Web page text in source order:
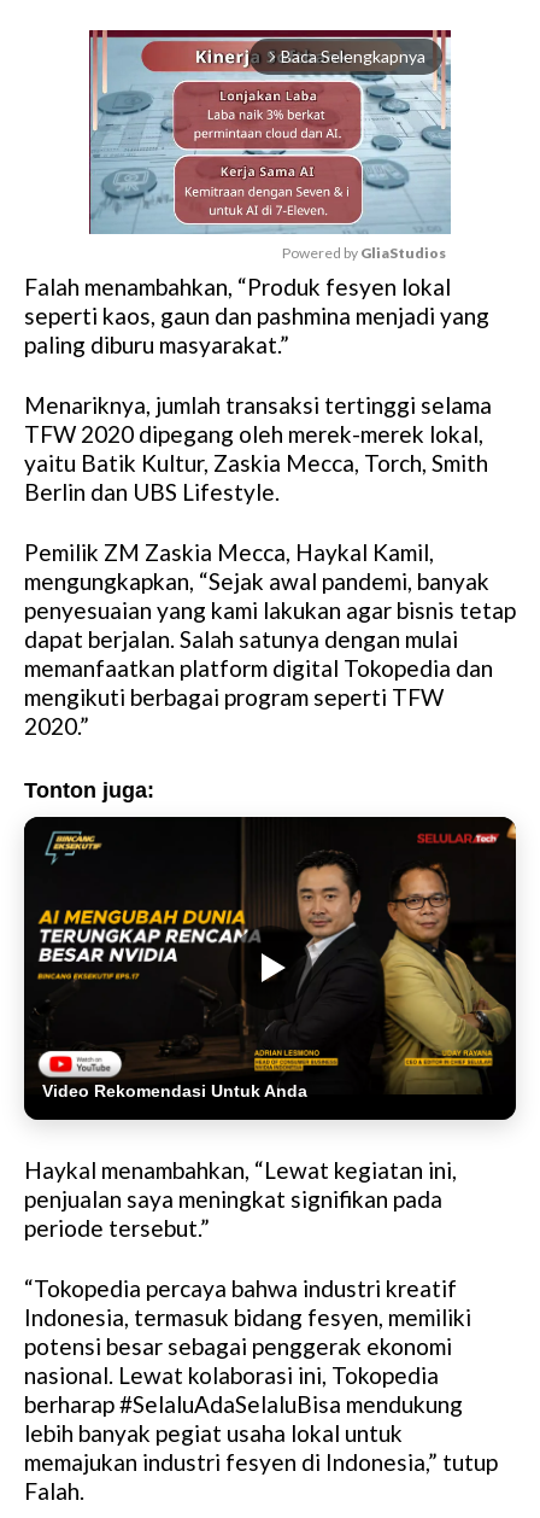
arrow_forward_ios Baca Selengkapnya
M
u
Powered by GliaStudios
Falah menambahkan, “Produk fesyen lokal
seperti kaos, gaun dan pashmina menjadi yang
paling diburu masyarakat.”
Menariknya, jumlah transaksi tertinggi selama
TFW 2020 dipegang oleh merek-merek lokal,
yaitu Batik Kultur, Zaskia Mecca, Torch, Smith
Berlin dan UBS Lifestyle.
Pemilik ZM Zaskia Mecca, Haykal Kamil,
mengungkapkan, “Sejak awal pandemi, banyak
penyesuaian yang kami lakukan agar bisnis tetap
dapat berjalan. Salah satunya dengan mulai
memanfaatkan platform digital Tokopedia dan
mengikuti berbagai program seperti TFW
2020.”
Tonton juga:
Video Rekomendasi Untuk Anda
Haykal menambahkan, “Lewat kegiatan ini,
penjualan saya meningkat signifikan pada
periode tersebut.”
“Tokopedia percaya bahwa industri kreatif
Indonesia, termasuk bidang fesyen, memiliki
potensi besar sebagai penggerak ekonomi
nasional. Lewat kolaborasi ini, Tokopedia
berharap #SelaluAdaSelaluBisa mendukung
lebih banyak pegiat usaha lokal untuk
memajukan industri fesyen di Indonesia,” tutup
Falah.